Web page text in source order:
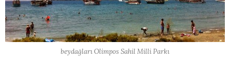
beydağları Olimpos Sahil Milli Parkı